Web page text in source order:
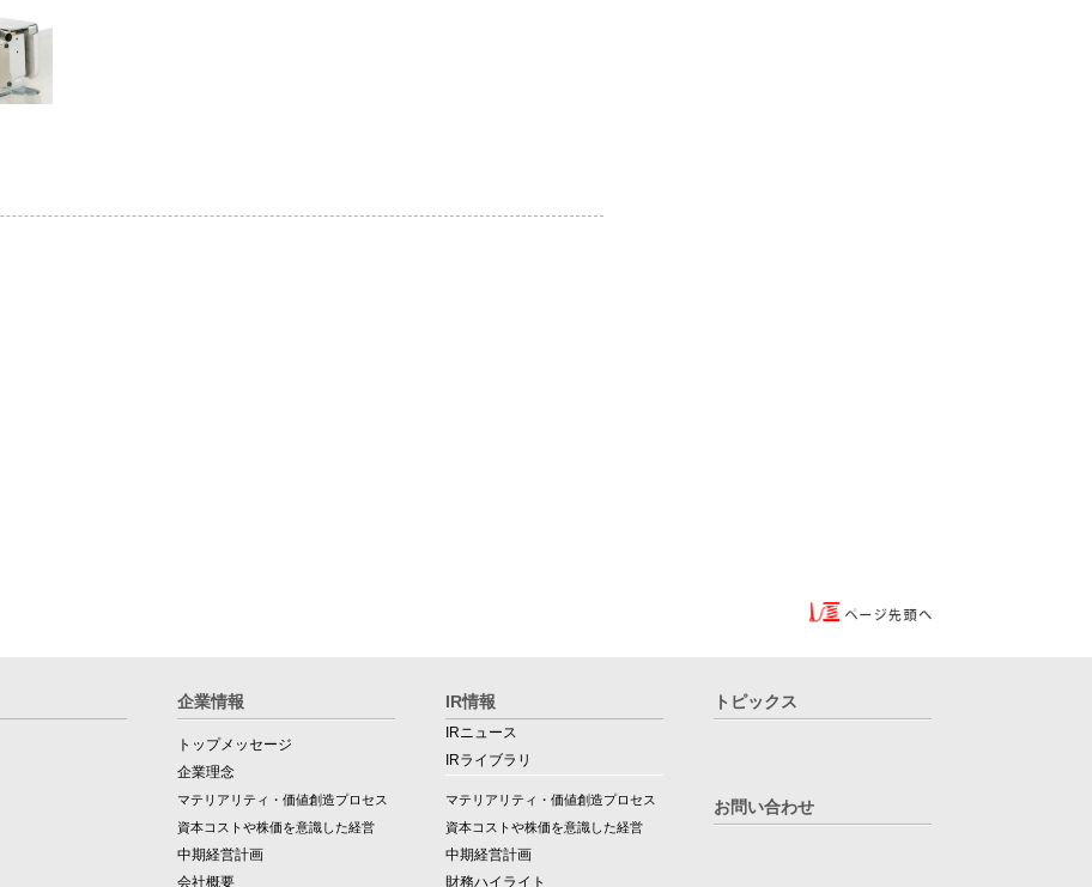
企業情報
トップメッセージ
企業理念
マテリアリティ・価値創造プロセス
資本コストや株価を意識した経営
中期経営計画
会社概要
IR情報
IRニュース
IRライブラリ
マテリアリティ・価値創造プロセス
資本コストや株価を意識した経営
中期経営計画
財務ハイライト
トピックス
お問い合わせ